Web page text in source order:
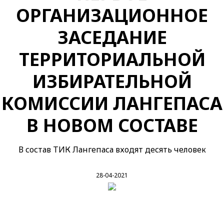
ОРГАНИЗАЦИОННОЕ
ЗАСЕДАНИЕ
ТЕРРИТОРИАЛЬНОЙ
ИЗБИРАТЕЛЬНОЙ
КОМИССИИ ЛАНГЕПАСА
В НОВОМ СОСТАВЕ
В состав ТИК Лангепаса входят десять человек
28-04-2021